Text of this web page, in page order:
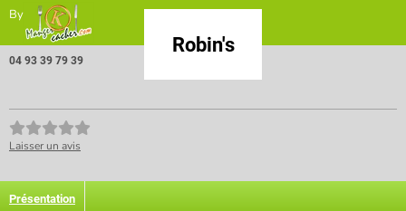
By
Robin's
04 93 39 79 39
Laisser un avis
Présentation